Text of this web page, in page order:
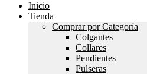
Inicio
Tienda
Comprar por Categoría
Colgantes
Collares
Pendientes
Pulseras